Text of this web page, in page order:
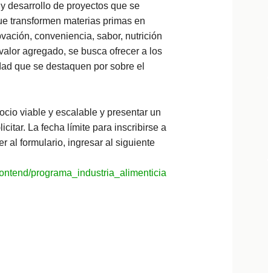
desarrollo de proyectos que se
transformen materias primas en
conveniencia, sabor, nutrición
agregado, se busca ofrecer a los
que se destaquen por sobre el
viable y escalable y presentar un
La fecha límite para inscribirse a
al formulario, ingresar al siguiente
programa_industria_alimenticia